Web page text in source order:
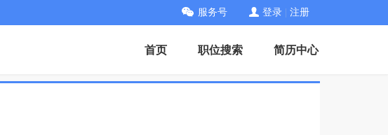
服务号 登录 注册
首页 职位搜索 简历中心